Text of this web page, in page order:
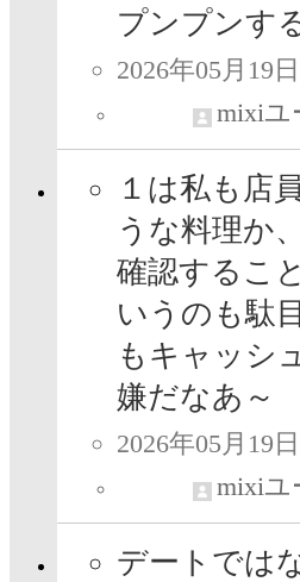
プンプンす
2026年05月19
mixiユ
１は私も店
うな料理か
確認するこ
いうのも駄
もキャッシ
嫌だなあ～
2026年05月19
mixiユ
デートでは